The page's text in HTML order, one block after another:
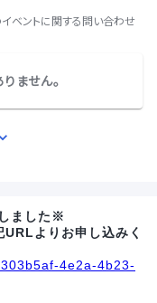
イベントに関する問い合わせ
ません。
ました※
よりお申し込みく
4e2a-4b23-